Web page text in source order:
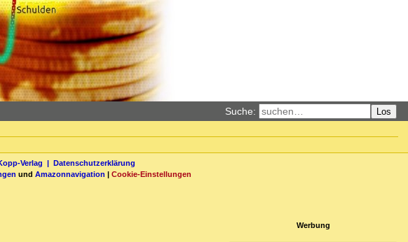
Suche: Los
Verlag | Datenschutzerklärung
und Amazonnavigation | Cookie-Einstellungen
Werbung